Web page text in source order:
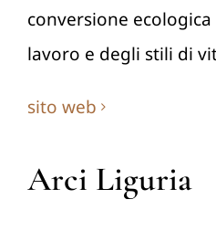
conversione ecologica
lavoro e degli stili di
sito web
Arci Liguria